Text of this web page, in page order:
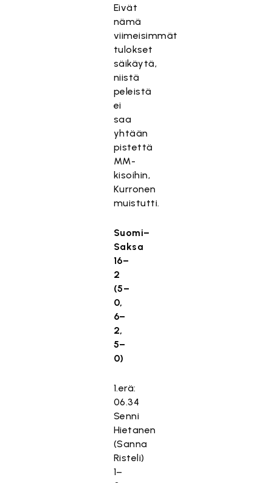
Eivät
nämä
viimeisimmät
tulokset
säikäytä,
niistä
peleistä
ei
saa
yhtään
pistettä
MM-
kisoihin,
Kurronen
muistutti.
Suomi–
Saksa
16–
2
(5–
0,
6–
2,
5–
0)
1.erä:
06.34
Senni
Hietanen
(Sanna
Risteli)
1–